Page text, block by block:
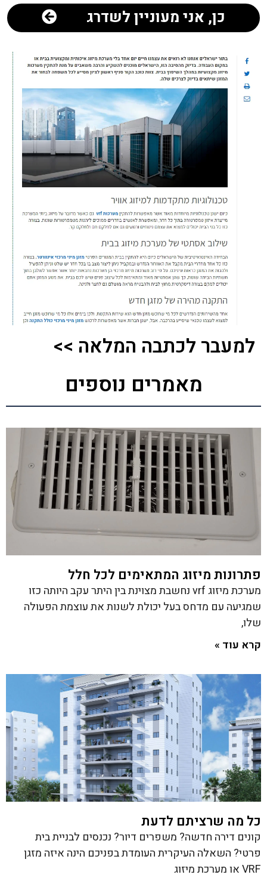
למעבר לכתבה המלאה >>
כן, אני מעוניין לשדרג
מאמרים נוספים
פתרונות מיזוג המתאימים לכל חלל
מערכת מיזוג vrf נחשבת מצוינת בין היתר עקב היותה כזו
שמגיעה עם מדחס בעל יכולת לשנות את עוצמת הפעולה
שלו,
קרא עוד »
כל מה שרציתם לדעת
קונים דירה חדשה? משפרים דיור? נכנסים לבניית בית
פרטי? השאלה העיקרית העומדת בפניכם הינה איזה מזגן
VRF או מערכת מיזוג